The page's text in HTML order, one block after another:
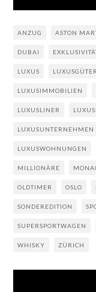
ANZUG ASTON
DUBAI
LUXUS
LUXUSIMMOBILIEN
LUXUSLINER
LUXUSUNTERNEHMEN
LUXUSWOHNUNGEN
MILLIONÄRE
OLDTIMER OSLO
SONDEREDITION
SUPERSPORTWAGEN
WHISKY ZÜRICH